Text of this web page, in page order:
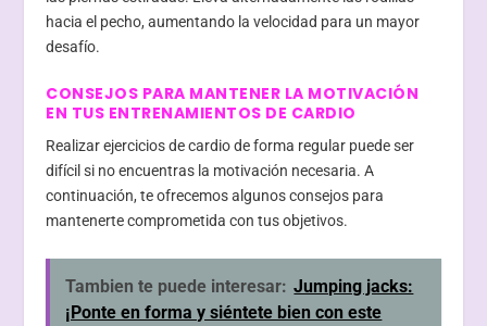
hacia el pecho, aumentando la velocidad para un mayor
desafío.
CONSEJOS PARA MANTENER LA MOTIVACIÓN
EN TUS ENTRENAMIENTOS DE CARDIO
Realizar ejercicios de cardio de forma regular puede ser
difícil si no encuentras la motivación necesaria. A
continuación, te ofrecemos algunos consejos para
mantenerte comprometida con tus objetivos.
Tambien te puede interesar: Jumping jacks:
¡Ponte en forma y siéntete bien con este